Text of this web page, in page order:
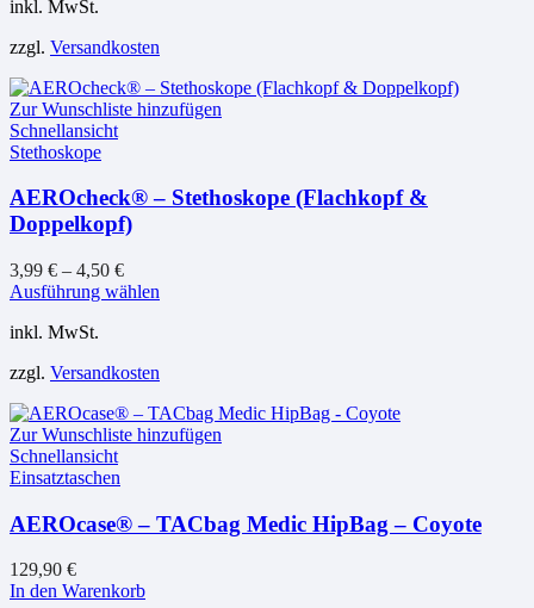
Varianten
Die
Optionen
Produktseite
inkl. MwSt.
zzgl. Versandkosten
Zur Wunschliste hinzufügen
Schnellansicht
Stethoskope
AEROcheck® – Stethoskope (Flachkopf &
Doppelkopf)
3,99 € – 4,50 €
Ausführung wählen
Varianten
Die
Optionen
Produktseite
inkl. MwSt.
zzgl. Versandkosten
Zur Wunschliste hinzufügen
Schnellansicht
Einsatztaschen
AEROcase® – TACbag Medic HipBag – Coyote
129,90 €
In den Warenkorb